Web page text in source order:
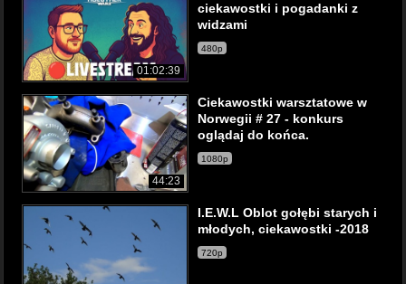
01:02:39
ciekawostki i pogadanki z
widzami
480p
44:23
Ciekawostki warsztatowe w
Norwegii # 27 - konkurs
oglądaj do końca.
1080p
I.E.W.L Oblot gołębi starych i
młodych, ciekawostki -2018
720p